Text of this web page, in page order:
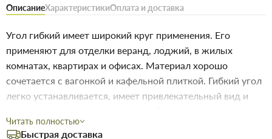
ОписаниеХарактеристикиОплата и доставка
Угол гибкий имеет широкий круг применения. Его
применяют для отделки веранд, лоджий, в жилых
комнатах, квартирах и офисах. Материал хорошо
сочетается с вагонкой и кафельной плиткой. Гибкий угол
легко устанавливается, имеет привлекательный вид и
преимуществ является конструкция уголка, его можно
Читать полностью
Быстрая доставка